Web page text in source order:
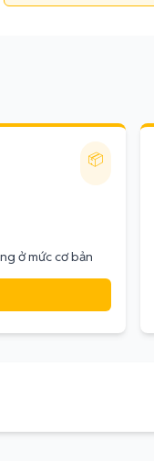
📦
ở mức cơ bản